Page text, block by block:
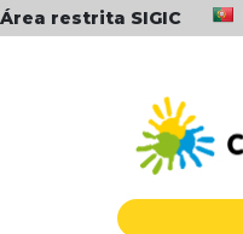
Área restrita SIGIC